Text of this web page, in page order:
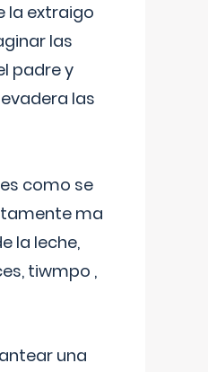
la extraigo
las
padre y
las
como se
ma
la leche,
tiwmpo ,
una